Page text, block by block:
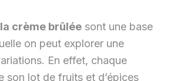
crème brûléesont une base
on peut explorer une
En effet, chaque
son lot de fruits et d’épices